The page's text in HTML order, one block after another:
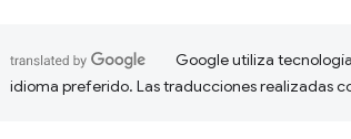
Google utiliza
idioma preferido. Las traducciones realizadas